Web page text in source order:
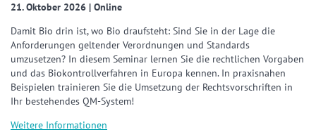
21. Oktober 2026 | Online
Damit Bio drin ist, wo Bio draufsteht: Sind Sie in der Lage die
Anforderungen geltender Verordnungen und Standards
umzusetzen? In diesem Seminar lernen Sie die rechtlichen Vorgaben
und das Biokontrollverfahren in Europa kennen. In praxisnahen
Beispielen trainieren Sie die Umsetzung der Rechtsvorschriften in
Ihr bestehendes QM-System!
Weitere Informationen